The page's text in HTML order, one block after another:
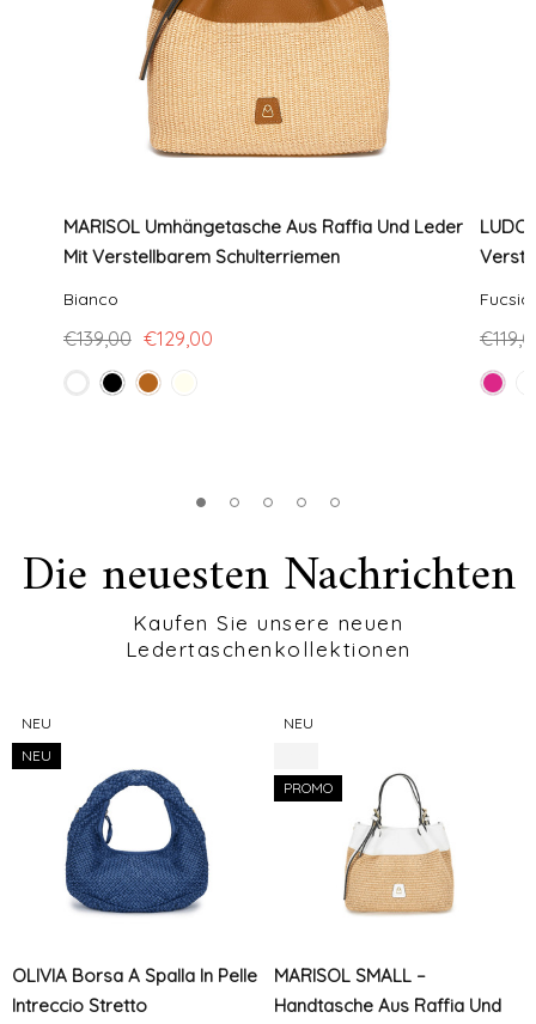
MARISOL Umhängetasche Aus Raffia Und Leder
Mit Verstellbarem Schulterriemen
Bianco
€139,00 €129,00
Fucsia
Die neuesten Nachrichten
Kaufen Sie unsere neuen
Ledertaschenkollektionen
NEU
NEU
OLIVIA Borsa A Spalla In Pelle
Intreccio Stretto
NEU
PROMO
MARISOL SMALL –
Handtasche Aus Raffia Und